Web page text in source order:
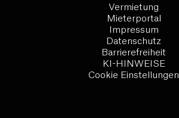
Vermietung
Mieterportal
Impressum
Datenschutz
Barrierefreiheit
KI-HINWEISE
Cookie Einstellungen